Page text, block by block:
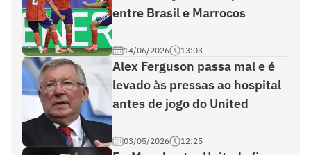
entre Brasil e Marrocos
14/06/2026 13:03
Alex Ferguson passa mal e é
levado às pressas ao hospital
antes de jogo do United
03/05/2026 12:25